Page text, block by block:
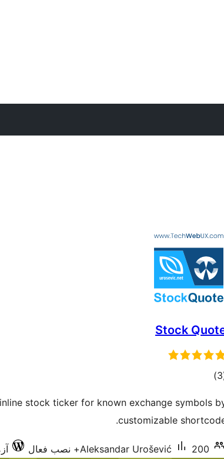
Stock
مجموع)
stock ticker for known exchange symbols
customizable
Aleksandar Urošević 200+ نصب فعال